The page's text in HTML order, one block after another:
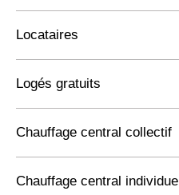
Locataires
Logés gratuits
Chauffage central collectif
Chauffage central individuel